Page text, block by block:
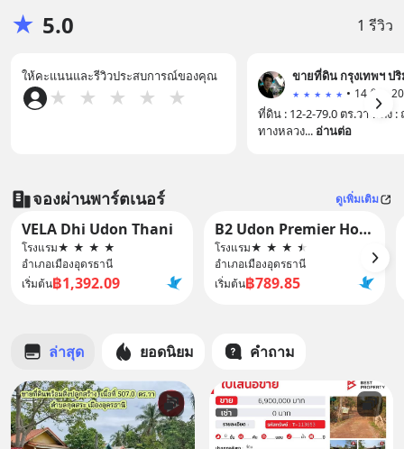
★ 5.0 1 รีวิว
ให้คะแนนและรีวิวประสบการณ์ของคุณ
★ ★ ★ ★ ★
ขายที่ดิน กรุงเทพฯ
★ ★ ★ ★ ★ •
ที่ดิน : 12-2-79.0 ตร.วา ที่ตั้ง :
ทางหลวง... อ่านต่อ
จองผ่านพาร์ตเนอร์ ดูเพิ่มเติม
VELA Dhi Udon Thani
โรงแรม★ ★ ★ ★
อำเภอเมืองอุดรธานี
เริ่มต้น฿1,392.09
B2 Udon Premier Hotel
โรงแรม★ ★ ★ ★
อำเภอเมืองอุดรธานี
เริ่มต้น฿789.85
ล่าสุด ยอดนิยม คำถาม